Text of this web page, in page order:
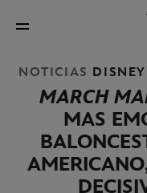
NOTICIAS
MARCH
MAS